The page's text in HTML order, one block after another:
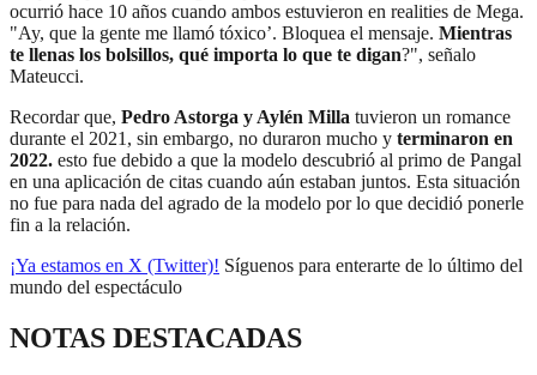
ocurrió hace 10 años cuando ambos estuvieron en realities de Mega.
"Ay, que la gente me llamó tóxico’. Bloquea el mensaje. Mientras
te llenas los bolsillos, qué importa lo que te digan?", señalo
Mateucci.
Recordar que, Pedro Astorga y Aylén Milla tuvieron un romance
durante el 2021, sin embargo, no duraron mucho y terminaron en
2022. esto fue debido a que la modelo descubrió al primo de Pangal
en una aplicación de citas cuando aún estaban juntos. Esta situación
no fue para nada del agrado de la modelo por lo que decidió ponerle
fin a la relación.
¡Ya estamos en X (Twitter)! Síguenos para enterarte de lo último del
mundo del espectáculo
NOTAS DESTACADAS